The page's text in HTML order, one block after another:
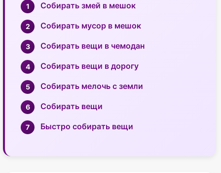
Собирать змей в мешок
Собирать мусор в мешок
Собирать вещи в чемодан
Собирать вещи в дорогу
Собирать мелочь с земли
Собирать вещи
Быстро собирать вещи